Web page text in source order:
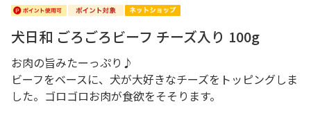
犬日和 ごろごろビーフ チーズ入り 100g
お肉の旨みたーっぷり♪
ビーフをベースに、犬が大好きなチーズをトッピングしま
した。ゴロゴロお肉が食欲をそそります。